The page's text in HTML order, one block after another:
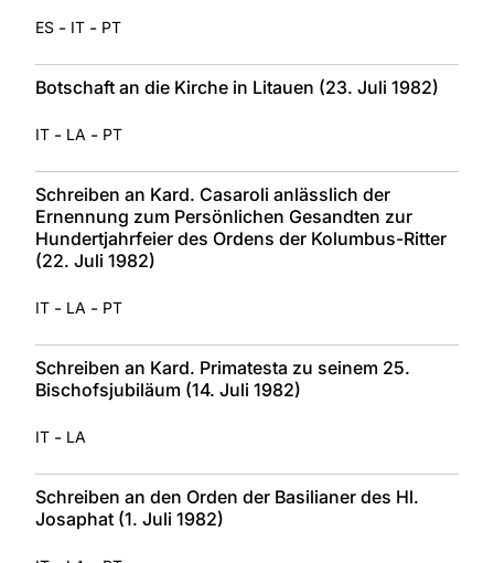
ES - IT - PT
Botschaft an die Kirche in Litauen (23. Juli 1982)
IT - LA - PT
Schreiben an Kard. Casaroli anlässlich der
Ernennung zum Persönlichen Gesandten zur
Hundertjahrfeier des Ordens der Kolumbus-Ritter
(22. Juli 1982)
IT - LA - PT
Schreiben an Kard. Primatesta zu seinem 25.
Bischofsjubiläum (14. Juli 1982)
IT - LA
Schreiben an den Orden der Basilianer des Hl.
Josaphat (1. Juli 1982)